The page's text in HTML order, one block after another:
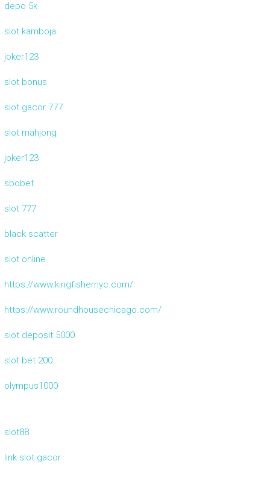
depo 5k
slot kamboja
joker123
slot bonus
slot gacor 777
slot mahjong
joker123
sbobet
slot 777
black scatter
slot online
https://www.kingfishernyc.com/
https://www.roundhousechicago.com/
slot deposit 5000
slot bet 200
olympus1000
slot88
link slot gacor